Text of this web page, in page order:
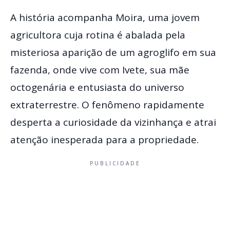
A história acompanha Moira, uma jovem
agricultora cuja rotina é abalada pela
misteriosa aparição de um agroglifo em sua
fazenda, onde vive com Ivete, sua mãe
octogenária e entusiasta do universo
extraterrestre. O fenômeno rapidamente
desperta a curiosidade da vizinhança e atrai
atenção inesperada para a propriedade.
PUBLICIDADE